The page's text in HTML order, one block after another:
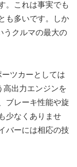
。これは事実でも
も多いです。しか
うクルマの最大の
ツカーとしては
高出力エンジンを
ブレーキ性能や旋
少なくありませ
バーには相応の技